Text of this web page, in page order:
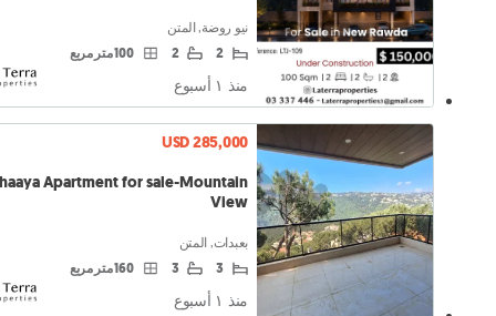
نيو روضة, المتن
2
2 100 متر مربع
منذ ١ أسبوع
USD 285,000
Apartment for sale-Mountain
View
بعبدات, المتن
3
3 160 متر مربع
منذ ١ أسبوع